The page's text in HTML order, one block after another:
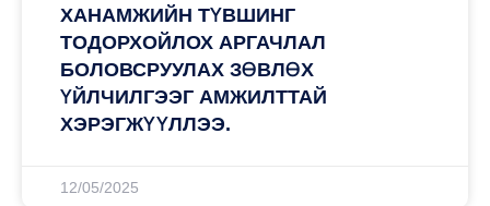
ХАНАМЖИЙН ТҮВШИНГ
ТОДОРХОЙЛОХ АРГАЧЛАЛ
БОЛОВСРУУЛАХ ЗӨВЛӨХ
ҮЙЛЧИЛГЭЭГ АМЖИЛТТАЙ
ХЭРЭГЖҮҮЛЛЭЭ.
12/05/2025